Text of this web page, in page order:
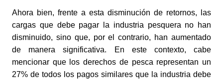
Ahora bien, frente a esta disminución de retornos, las
cargas que debe pagar la industria pesquera no han
disminuido, sino que, por el contrario, han aumentado
de manera significativa. En este contexto, cabe
mencionar que los derechos de pesca representan un
27% de todos los pagos similares que la industria debe